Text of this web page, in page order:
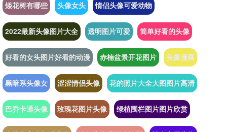
矮花树有哪些 头像女头 情侣头像可爱动物
2022最新头像图片大全 透明图片可爱 简单好看的头像
好看的女头图片好看的动漫 赤楠盆景开花图片 头像漫画
黑暗系头像女 涩涩情侣头像 花的照片大全大图图片高清
巴乔卡通头像 玫瑰花图片头像 绿植围栏图片图片欣赏